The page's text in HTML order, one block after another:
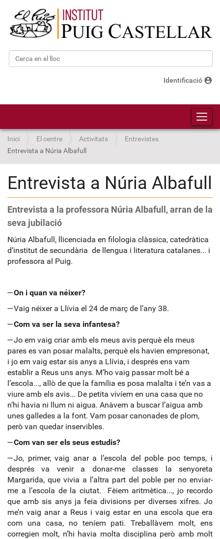
Cerca
Identificació account_circle
Inici El centre Activitats
Entrevistes
Entrevista a Núria Albafull
Entrevista a Núria Albafull
Entrevista a la professora Núria Albafull, arran de la
seva jubilació
Núria Albafull, llicenciada en filologia clàssica, catedràtica
d’institut de secundària de llengua i literatura catalanes... i
professora al Puig.
—On i quan va néixer?
—Vaig néixer a Llívia el 24 de març de l’any 38.
—Com va ser la seva infantesa?
—Jo em vaig criar amb els meus avis perquè els meus
pares es van posar malalts, perquè els havien empresonat,
i jo em vaig estar sis anys a Llívia, i després ens vam
establir a Reus uns anys. M’ho vaig passar molt bé a
l’escola..., allò de que la família es posa malalta i te’n vas a
viure amb els avis... De petita vivíem en una casa que no
n’hi havia ni llum ni aigua. Anàvem a buscar l’aigua amb
unes galledes a la font. Vam posar canonades de plom,
però van quedar inservibles.
—Com van ser els seus estudis?
—Jo, primer, vaig anar a l’escola del poble poc temps, i
després va venir a donar-me classes la senyoreta
Margarida, que vivia a l’altra part del poble per no enviar-
me a l’escola de la ciutat. Fèiem aritmètica..., jo recordo
que amb sis anys ja feia divisions per diverses xifres. Jo
me’n vaig anar a Reus i vaig estar en una escola que era
com una casa, no teníem pati. Treballàvem molt, ens
corregien molt, n’hi havia molta disciplina però amb molt